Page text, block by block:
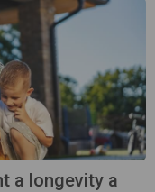
a longevity a